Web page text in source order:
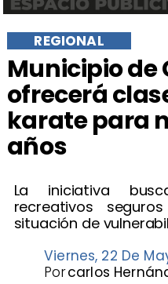
Municipio de
ofrecerá
karate para
años
La iniciativa
recreativos
situación de
REGIONAL
Viernes, 22 De
carlos
Por